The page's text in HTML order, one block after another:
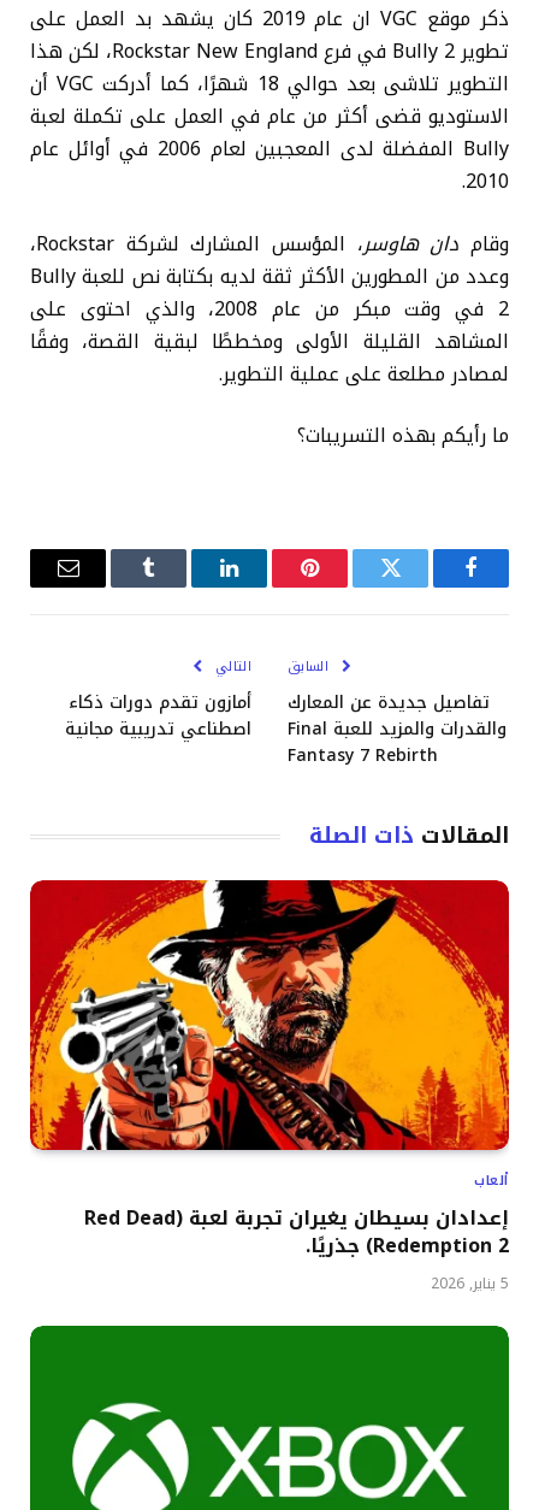
ذكر موقع VGC ان عام 2019 كان يشهد بد العمل على
تطوير Bully 2 في فرع Rockstar New England، لكن هذا
التطوير تلاشى بعد حوالي 18 شهرًا، كما أدركت VGC أن
الاستوديو قضى أكثر من عام في العمل على تكملة لعبة
Bully المفضلة لدى المعجبين لعام 2006 في أوائل عام
2010.
وقامدان هاوسر
، المؤسس المشارك لشركة Rockstar،
وعدد من المطورين الأكثر ثقة لديه بكتابة نص للعبة Bully
2 في وقت مبكر من عام 2008، والذي احتوى على
المشاهد القليلة الأولى ومخططًا لبقية القصة، وفقًا
لمصادر مطلعة على عملية التطوير.
ما رأيكم بهذه التسريبات؟
فيسبوكتويتر بينتيريستلينكدإن Tumblrالبريد
السابق
تفاصيل جديدة عن المعارك
والقدرات والمزيد للعبة Final
Fantasy 7 Rebirth
التالي
أمازون تقدم دورات ذكاء
اصطناعي تدريبية مجانية
المقالات ذات الصلة
ألعاب
إعدادان بسيطان يغيران تجربة لعبة (Red Dead
Redemption 2) جذريًا.
5 يناير, 2026